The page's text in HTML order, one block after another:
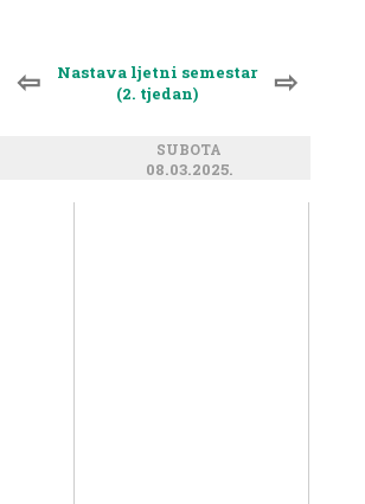
⇦
Nastava ljetni semestar
(2. tjedan)
⇨
SUBOTA
08.03.2025.